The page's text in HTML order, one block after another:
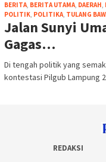
BERITA, BERITA UTAMA, DAERAH,
POLITIK, POLITIKA, TULANG
Jalan Sunyi
Gagas…
Di tengah politik yang
kontestasi Pilgub Lampung
REDAKSI